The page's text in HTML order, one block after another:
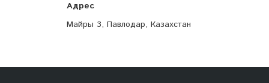
Майры 3, Павлодар, Казахстан